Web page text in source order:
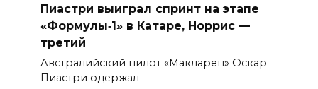
Пиастри выиграл спринт на этапе
«Формулы‑1» в Катаре, Норрис —
третий
Австралийский пилот «Макларен» Оскар
Пиастри одержал